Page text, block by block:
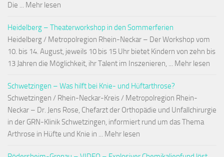
Die ... Mehr lesen
Heidelberg – Theaterworkshop in den Sommerferien
Heidelberg / Metropolregion Rhein-Neckar – Der Workshop vom
10. bis 14. August, jeweils 10 bis 15 Uhr bietet Kindern von zehn bis
13 Jahren die Möglichkeit, ihr Talent im Inszenieren, ... Mehr lesen
Schwetzingen – Was hilft bei Knie- und Hüftarthrose?
Schwetzingen / Rhein-Neckar-Kreis / Metropolregion Rhein-
Neckar – Dr. Jens Rose, Chefarzt der Orthopädie und Unfallchirurgie
in der GRN-Klinik Schwetzingen, informiert rund um das Thema
Arthrose in Hüfte und Knie in ... Mehr lesen